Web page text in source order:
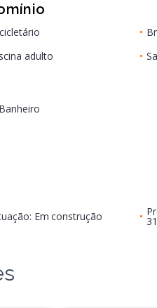
•
adulto •
Em construção •